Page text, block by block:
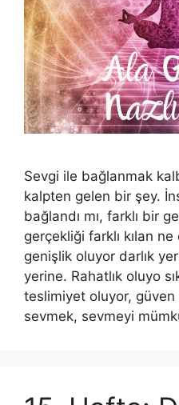
Sevgi ile bağlanmak
kalpten gelen bir şey.
bağlandı mı, farklı bir
gerçekliği farklı kılan
genişlik oluyor darlık
yerine. Rahatlık oluyo
teslimiyet oluyor, güven
sevmek, sevmeyi